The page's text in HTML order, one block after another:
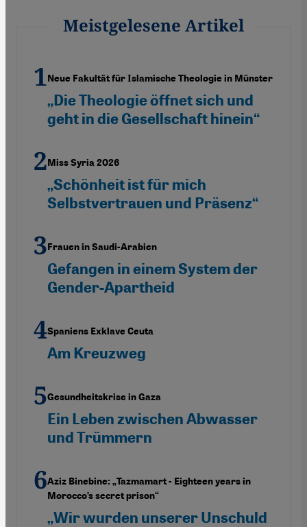
Meistgelesene Artikel
Neue Fakultät für Islamische Theologie in Münster
„Die Theologie öffnet sich und
geht in die Gesellschaft hinein“
Miss Syria 2026
„Schönheit ist für mich
Selbstvertrauen und Präsenz“
Frauen in Saudi-Arabien
Gefangen in einem System der
Gender-Apartheid
Spaniens Exklave Ceuta
Am Kreuzweg
Gesundheitskrise in Gaza
Ein Leben zwischen Abwasser
und Trümmern
Aziz Binebine: „Tazmamart - Eighteen years in
Morocco’s secret prison“
„Wir wurden unserer Unschuld